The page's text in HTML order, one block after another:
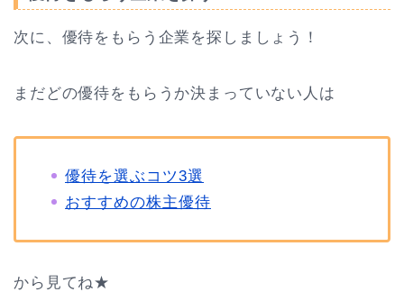
次に、優待をもらう企業を探しましょう！
まだどの優待をもらうか決まっていない人は
優待を選ぶコツ3選
おすすめの株主優待
から見てね★